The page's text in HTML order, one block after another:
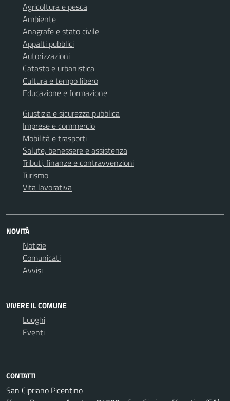
Agricoltura e pesca
Ambiente
Anagrafe e stato civile
Appalti pubblici
Autorizzazioni
Catasto e urbanistica
Cultura e tempo libero
Educazione e formazione
Giustizia e sicurezza pubblica
Imprese e commercio
Mobilità e trasporti
Salute, benessere e assistenza
Tributi, finanze e contravvenzioni
Turismo
Vita lavorativa
NOVITÀ
Notizie
Comunicati
Avvisi
VIVERE IL COMUNE
Luoghi
Eventi
CONTATTI
San Cipriano Picentino